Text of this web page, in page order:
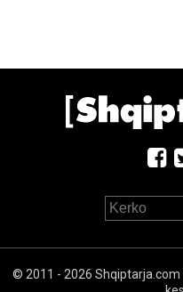
© 2011 - 2026